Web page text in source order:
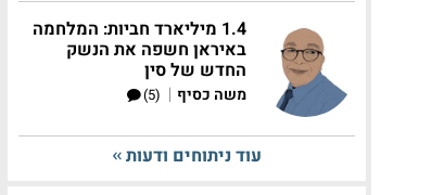
1.4 מיליארד חביות: המלחמה
באיראן חשפה את הנשק
החדש של סין
משה כסיף |
(5)
עוד ניתוחים ודעות